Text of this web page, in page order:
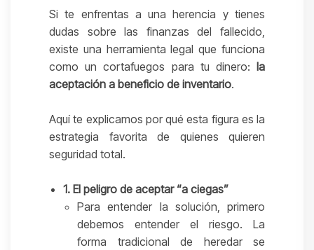
Si te enfrentas a una herencia y tienes
dudas sobre las finanzas del fallecido,
existe una herramienta legal que funciona
como un cortafuegos para tu dinero: la
aceptación a beneficio de inventario.
Aquí te explicamos por qué esta figura es la
estrategia favorita de quienes quieren
seguridad total.
1. El peligro de aceptar “a ciegas”
Para entender la solución, primero
debemos entender el riesgo. La
forma tradicional de heredar se